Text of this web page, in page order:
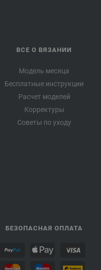
ВСЕ О ВЯЗАНИИ
Модель месяца
Бесплатные инструкции
Расчет моделей
Корректуры
Советы по уходу
БЕЗОПАСНАЯ ОПЛАТА